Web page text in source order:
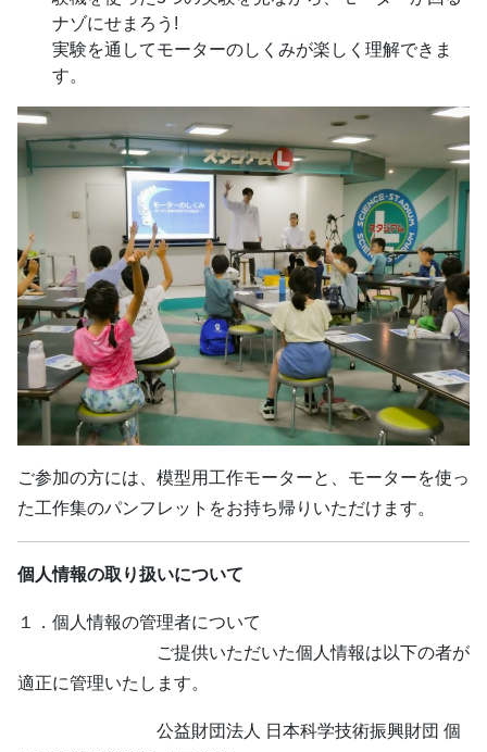
ナゾにせまろう!
実験を通してモーターのしくみが楽しく理解できま
す。
ご参加の方には、模型用工作モーターと、モーターを使っ
た工作集のパンフレットをお持ち帰りいただけます。
個人情報の取り扱いについて
１．個人情報の管理者について
ご提供いただいた個人情報は以下の者が
適正に管理いたします。
公益財団法人 日本科学技術振興財団 個